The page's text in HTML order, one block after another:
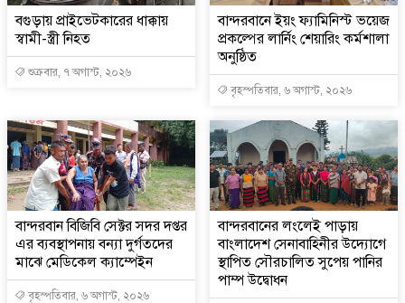
বগুড়ায় প্রাইভেটকারের ধাক্কায়
স্বামী-স্ত্রী নিহত
শুক্রবার, ৭ অগাস্ট, ২০২৬
বান্দরবানে ইয়ং ফ্যামিনিস্ট ভয়েজ
প্রকল্পের লার্নিং শেয়ারিং কর্মশালা
অনুষ্ঠিত
বৃহস্পতিবার, ৬ অগাস্ট, ২০২৬
বান্দরবান বিজিবি সেক্টর সদর দপ্তর
এর ব্যবস্থাপনায় বন্যা দুর্গতদের
মাঝে মেডিকেল ক্যাম্পেইন
বৃহস্পতিবার, ৬ অগাস্ট, ২০২৬
বান্দরবানের লংলেই পাড়ায়
বাংলাদেশ সেনাবাহিনীর উদ্যোগে
স্থাপিত সৌরচালিত সুপেয় পানির
পাম্প উদ্বোধন